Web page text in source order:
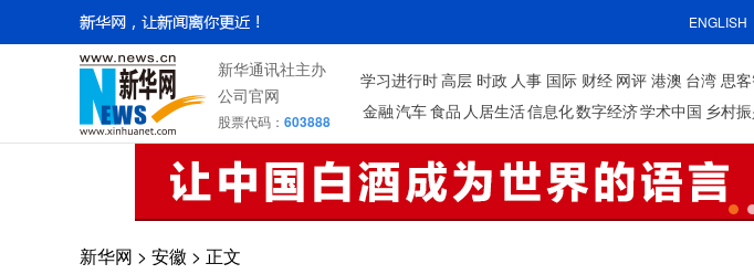
ENGLISH
新华通讯社主办
公司官网
股票代码： 603888
学习进行时高层 时政 人事 国际 财经 网评 港澳 台湾 思
金融汽车食品 人居生活信息化数字经济学术中国 乡村
新华网 > 安徽 > 正文